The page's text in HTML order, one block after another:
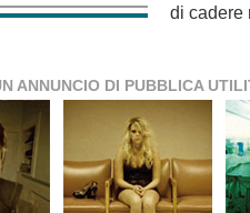
di cadere
ANNUNCIO DI PUBBLICA